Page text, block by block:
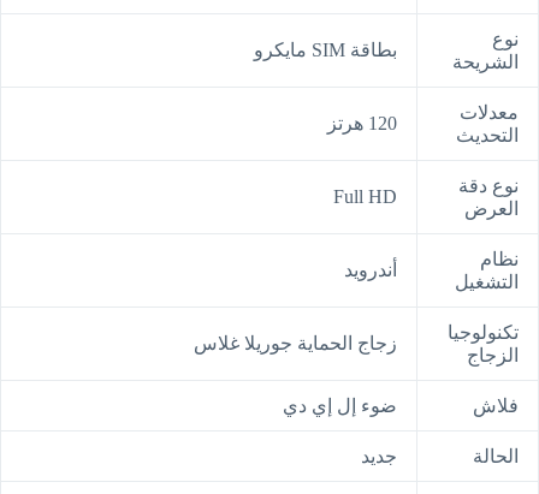
نوع
الشريحة
بطاقة SIM مايكرو
معدلات
التحديث
120 هرتز
نوع دقة
العرض
Full HD
نظام
التشغيل
أندرويد
تكنولوجيا
الزجاج
زجاج الحماية جوريلا غلاس
فلاش ضوء إل إي دي
الحالة جديد